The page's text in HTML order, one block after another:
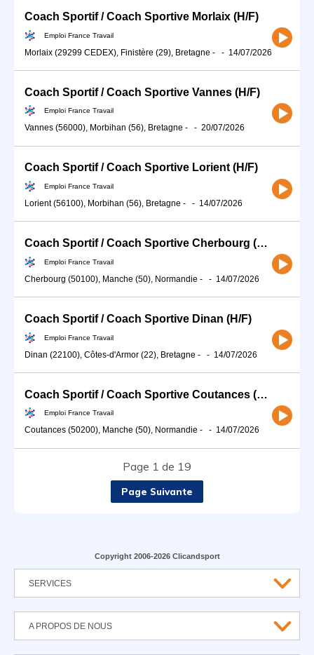
Coach Sportif / Coach Sportive Morlaix (H/F)
Emploi France Travail
Morlaix (29299 CEDEX), Finistère (29), Bretagne - - 14/07/2026
Coach Sportif / Coach Sportive Vannes (H/F)
Emploi France Travail
Vannes (56000), Morbihan (56), Bretagne - - 20/07/2026
Coach Sportif / Coach Sportive Lorient (H/F)
Emploi France Travail
Lorient (56100), Morbihan (56), Bretagne - - 14/07/2026
Coach Sportif / Coach Sportive Cherbourg (H/F)
Emploi France Travail
Cherbourg (50100), Manche (50), Normandie - - 14/07/2026
Coach Sportif / Coach Sportive Dinan (H/F)
Emploi France Travail
Dinan (22100), Côtes-d'Armor (22), Bretagne - - 14/07/2026
Coach Sportif / Coach Sportive Coutances (H/F)
Emploi France Travail
Coutances (50200), Manche (50), Normandie - - 14/07/2026
Page 1 de 19
Page Suivante
Copyright 2006-2026 Clicandsport
SERVICES
A PROPOS DE NOUS